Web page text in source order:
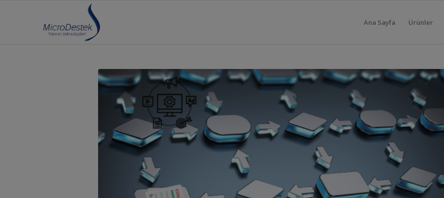
Ana Sayfa Ürünler